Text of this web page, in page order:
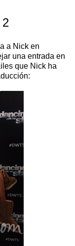
2
a Nick en
una entrada en
que Nick ha